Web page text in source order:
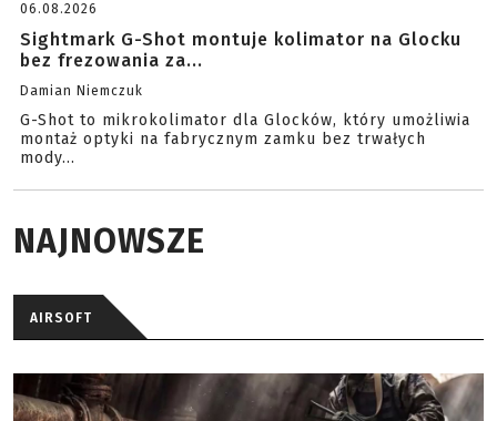
06.08.2026
Sightmark G-Shot montuje kolimator na Glocku
bez frezowania za...
Damian Niemczuk
G-Shot to mikrokolimator dla Glocków, który umożliwia
montaż optyki na fabrycznym zamku bez trwałych
mody...
NAJNOWSZE
AIRSOFT